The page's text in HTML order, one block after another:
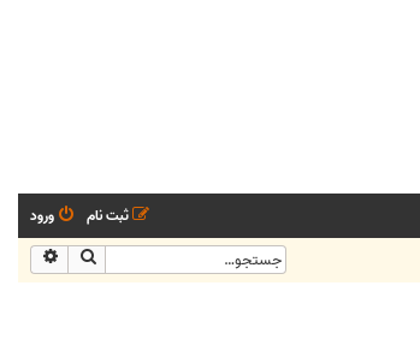
ورود
ثبت نام
جستجو